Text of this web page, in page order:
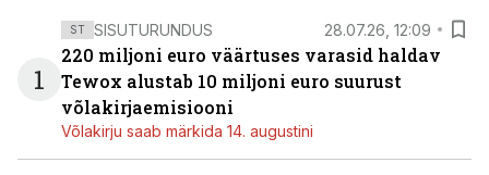
1
ST SISUTURUNDUS 28.07.26, 12:09
220 miljoni euro väärtuses varasid haldav
Tewox alustab 10 miljoni euro suurust
võlakirjaemisiooni
Võlakirju saab märkida 14. augustini